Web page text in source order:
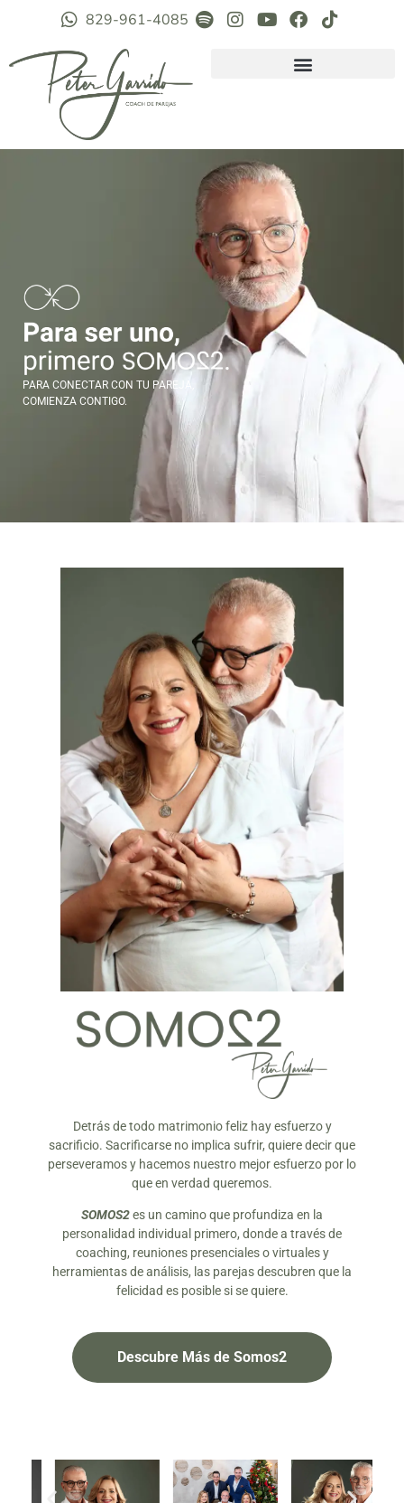
829-961-4085
PARA CONECTAR CON TU PAREJA,
COMIENZA CONTIGO.
Detrás de todo matrimonio feliz hay esfuerzo y
sacrificio. Sacrificarse no implica sufrir, quiere decir que
perseveramos y hacemos nuestro mejor esfuerzo por lo
que en verdad queremos.
SOMOS2es un camino que profundiza en la
personalidad individual primero, donde a través de
coaching, reuniones presenciales o virtuales y
herramientas de análisis, las parejas descubren que la
felicidad es posible si se quiere.
Descubre Más de Somos2